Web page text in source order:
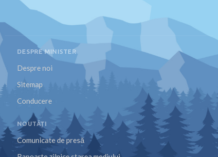
DESPRE MINISTER
Despre noi
Sitemap
Conducere
NOUTĂȚI
Comunicate de presă